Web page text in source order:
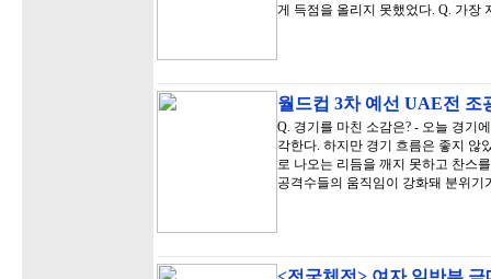
게 득점을 올리지 못했었다. Q. 가장
월드컵 3차 예선 UAE전 조
Q. 경기를 마친 소감은? - 오늘 경기
각한다. 하지만 경기 흐름은 좋지 않
로 나오는 리듬을 깨지 못하고 찬스
공격수들의 움직임이 강화돼 분위